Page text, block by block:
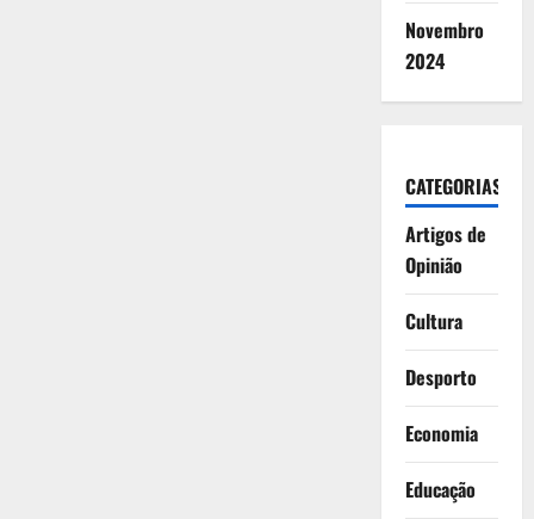
Novembro
2024
CATEGORIAS
Artigos de
Opinião
Cultura
Desporto
Economia
Educação